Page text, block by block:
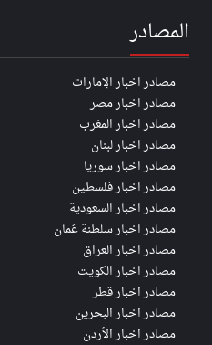
المصادر
مصادر اخبار الإمارات
مصادر اخبار مصر
مصادر اخبار المغرب
مصادر اخبار لبنان
مصادر اخبار سوريا
مصادر اخبار فلسطين
مصادر اخبار السعودية
مصادر اخبار سلطنة عُمان
مصادر اخبار العراق
مصادر اخبار الكويت
مصادر اخبار قطر
مصادر اخبار البحرين
مصادر اخبار الأردن